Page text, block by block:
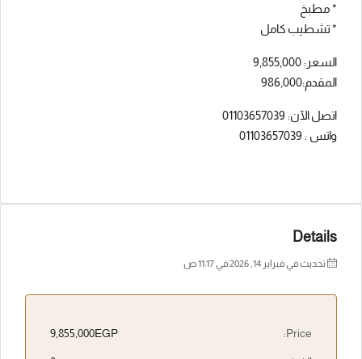
* مطبخ
* تشطيب كامل
السعر: 9,855,000
المقدم:986,000
اتصل الآن: 01103657039
واتس : 01103657039
Details
تحديث في فبراير 14, 2026 في 11:17 ص
Price:
9,855,000EGP